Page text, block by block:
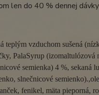
len do 40 % dennej
teplým vzduchom sušená
PalaSyrup (izomaltulózová
semienka) 4 %, sekaná
slnečnicové
fenikel, mäta pieporná,